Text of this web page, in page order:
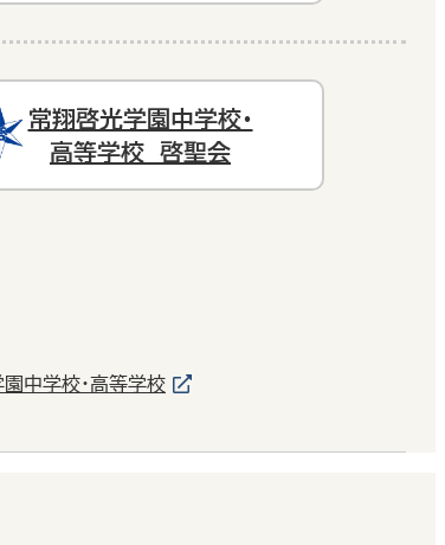
常翔啓光学園中学校・
高等学校 啓聖会
中学校・高等学校